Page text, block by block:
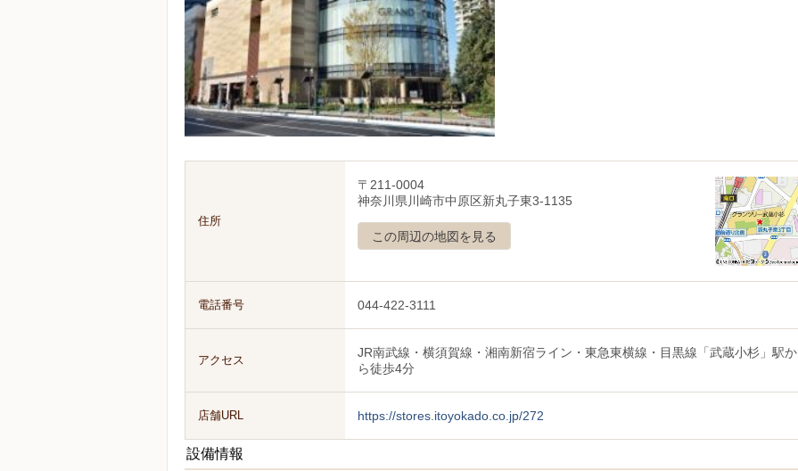
住所
〒211-0004
神奈川県川崎市中原区新丸子東3-1135
この周辺の地図を見る
電話番号 044-422-3111
アクセス
JR南武線・横須賀線・湘南新宿ライン・東急東横線・目黒線「武蔵小杉」駅か
ら徒歩4分
店舗URL https://stores.itoyokado.co.jp/272
設備情報